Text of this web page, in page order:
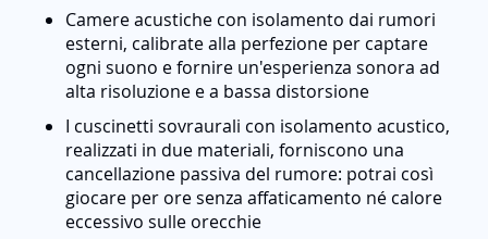
Camere acustiche con isolamento dai rumori
esterni, calibrate alla perfezione per captare
ogni suono e fornire un'esperienza sonora ad
alta risoluzione e a bassa distorsione
I cuscinetti sovraurali con isolamento acustico,
realizzati in due materiali, forniscono una
cancellazione passiva del rumore: potrai così
giocare per ore senza affaticamento né calore
eccessivo sulle orecchie